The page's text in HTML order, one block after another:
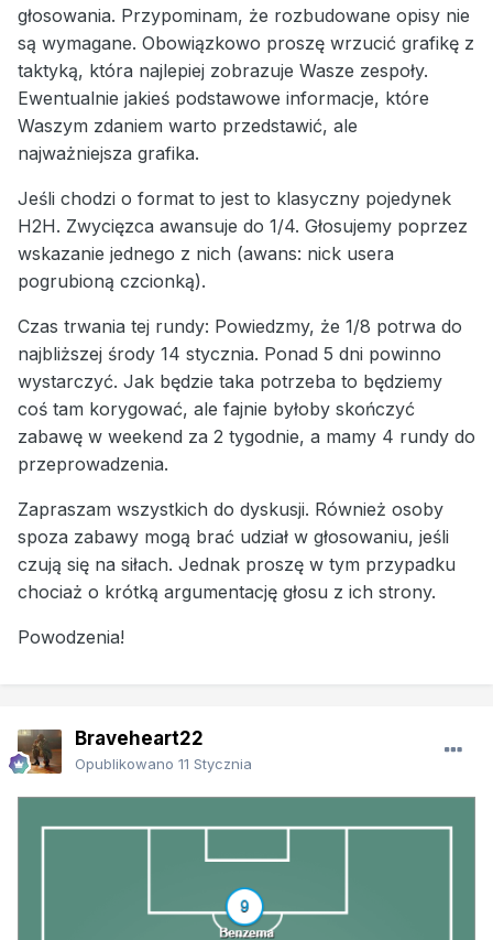
głosowania. Przypominam, że rozbudowane opisy nie
są wymagane. Obowiązkowo proszę wrzucić grafikę z
taktyką, która najlepiej zobrazuje Wasze zespoły.
Ewentualnie jakieś podstawowe informacje, które
Waszym zdaniem warto przedstawić, ale
najważniejsza grafika.
Jeśli chodzi o format to jest to klasyczny pojedynek
H2H. Zwycięzca awansuje do 1/4. Głosujemy poprzez
wskazanie jednego z nich (awans: nick usera
pogrubioną czcionką).
Czas trwania tej rundy: Powiedzmy, że 1/8 potrwa do
najbliższej środy 14 stycznia. Ponad 5 dni powinno
wystarczyć. Jak będzie taka potrzeba to będziemy
coś tam korygować, ale fajnie byłoby skończyć
zabawę w weekend za 2 tygodnie, a mamy 4 rundy do
przeprowadzenia.
Zapraszam wszystkich do dyskusji. Również osoby
spoza zabawy mogą brać udział w głosowaniu, jeśli
czują się na siłach. Jednak proszę w tym przypadku
chociaż o krótką argumentację głosu z ich strony.
Powodzenia!
Braveheart22
Opublikowano 11 Stycznia